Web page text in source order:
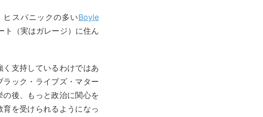
スパニックの多いBoyle
ト（実はガレージ）に住ん
支持しているわけではあ
ック・ライブズ・マター
後、もっと政治に関心を
を受けられるようになっ